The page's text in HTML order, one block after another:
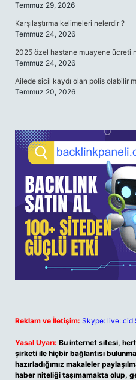
Temmuz 29, 2026
Karşılaştırma kelimeleri nelerdir ?
Temmuz 24, 2026
2025 özel hastane muayene ücreti
Temmuz 24, 2026
Ailede sicil kaydı olan polis olabilir
Temmuz 20, 2026
Reklam ve İletişim: Skype:
Yasal Uyarı: Bu internet sitesi,
şirketi ile hiçbir bağlantısı
hazırladığımız makaleler
haber niteliği taşımamakta olup,